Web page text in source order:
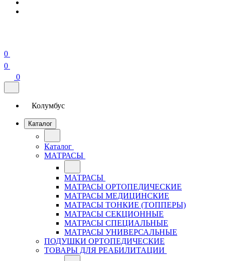
0
0
0
Колумбус
Каталог
Каталог
МАТРАСЫ
МАТРАСЫ
МАТРАСЫ ОРТОПЕДИЧЕСКИЕ
МАТРАСЫ МЕДИЦИНСКИЕ
МАТРАСЫ ТОНКИЕ (ТОППЕРЫ)
МАТРАСЫ СЕКЦИОННЫЕ
МАТРАСЫ СПЕЦИАЛЬНЫЕ
МАТРАСЫ УНИВЕРСАЛЬНЫЕ
ПОДУШКИ ОРТОПЕДИЧЕСКИЕ
ТОВАРЫ ДЛЯ РЕАБИЛИТАЦИИ